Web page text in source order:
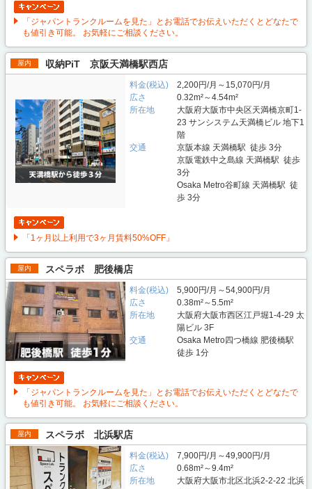
「ジャパントランクルームを見た」とお電話でお伝えいただくとどなたで
も値引き可能。 お気軽にご相談ください。
屋内 収納PiT 京阪天満橋駅西店
料金(税込)
2,200円/月～15,070円/月
広さ
0.32m²～4.54m²
所在地
大阪府大阪市中央区天満橋京町1-
23 サンシステム天満橋ビル 地下1
階
交通
京阪本線 天満橋駅 徒歩 3分
京阪電鉄中之島線 天満橋駅 徒歩
3分
Osaka Metro谷町線 天満橋駅 徒
歩 3分
「1ヶ月以上利用で3ヶ月賃料50%OFF」
屋内 スペラボ 肥後橋店
料金(税込)
5,900円/月～54,900円/月
広さ
0.38m²～5.5m²
所在地
大阪府大阪市西区江戸堀1-4-29 太
陽ビル 3F
交通
Osaka Metro四つ橋線 肥後橋駅
徒歩 1分
「ジャパントランクルームを見た」とお電話でお伝えいただくとどなたで
も値引き可能。 お気軽にご相談ください。
屋内 スペラボ 北浜駅店
料金(税込)
7,900円/月～49,900円/月
広さ
0.68m²～9.4m²
所在地
大阪府大阪市北区北浜2-2-22 北浜